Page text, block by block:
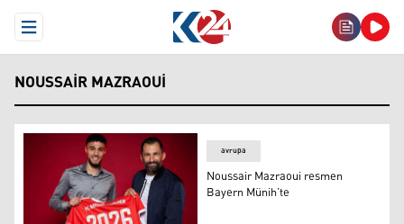
Open Menu
NOUSSAIR MAZRAOUI
avrupa
Noussair Mazraoui resmen
Bayern Münih’te